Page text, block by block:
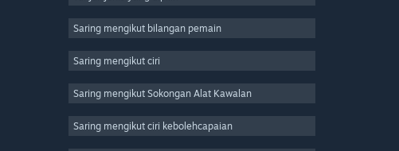
Casual
Simulation
Saring mengikut bilangan pemain
Saring mengikut ciri
Saring mengikut Sokongan Alat Kawalan
Saring mengikut ciri kebolehcapaian